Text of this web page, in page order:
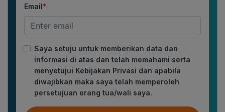
Email*
Saya setuju untuk memberikan data dan
informasi di atas dan telah memahami serta
menyetujui Kebijakan Privasi dan apabila
diwajibkan maka saya telah memperoleh
persetujuan orang tua/wali saya.